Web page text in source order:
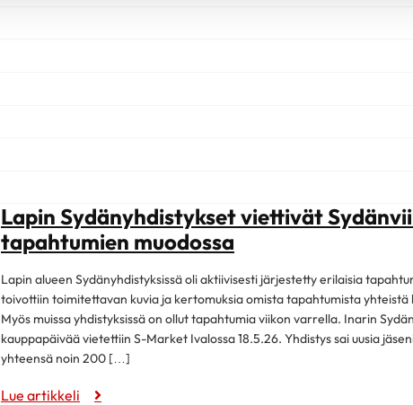
Lapin Sydänyhdistykset viettivät
tapahtumien muodossa
Lapin alueen Sydänyhdistyksissä oli aktiivisesti järjestetty erilaisia
toivottiin toimitettavan kuvia ja kertomuksia omista tapahtumista
Myös muissa yhdistyksissä on ollut tapahtumia viikon varrella. Inarin
kauppapäivää vietettiin S-Market Ivalossa 18.5.26. Yhdistys sai uusia
yhteensä noin 200 […]
Lue artikkeli